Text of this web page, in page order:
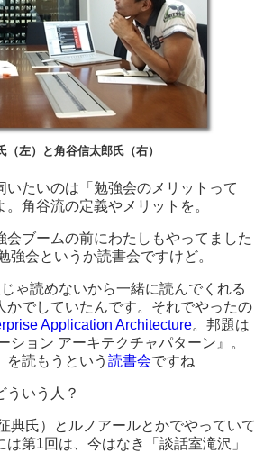
（左）と角谷信太郎氏（右）
たいのは「勉強会のメリットって
角谷流の定義やメリットを。
ブームの前にわたしもやってました
強会というか読書会ですけど。
ゃ読めないから一緒に読んでくれる
かでしていたんです。それでやったの
Application Architecture。邦題は
ション アーキテクチャパターン』。
を読もうという 読書会ですね
いう人？
典氏）とルノアールとかでやっていて
は第1回は、今はなき「談話室滝沢」